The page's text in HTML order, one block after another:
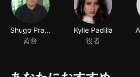
Shugo Praico
監督
Kylie Padilla
役者